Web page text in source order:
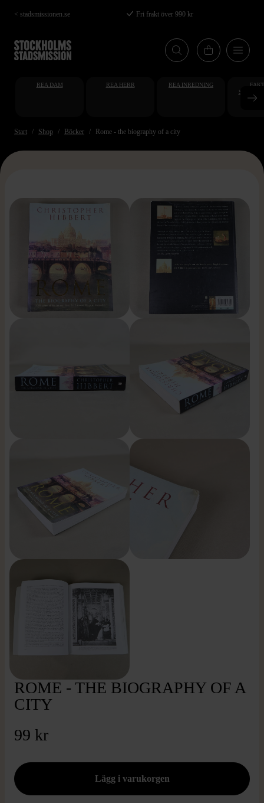
Hoppa
till
huvudinnehåll
< stadsmissionen.se Fri frakt över 990 kr
REA DAM REA HERR REA INREDNING
Start Shop Böcker Rome - the biography of a city
>
ROME - THE BIOGRAPHY OF A
CITY
99 kr